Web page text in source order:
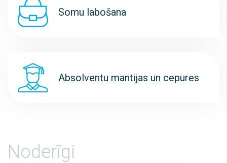
Somu labošana
Absolventu mantijas un cepures
Noderīgi